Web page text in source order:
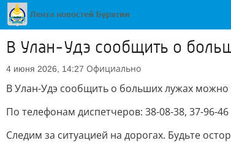
В Улан-Удэ сообщить о
4 июня 2026, 14:27 Официально
В Улан-Удэ сообщить о больших лужах
По телефонам диспетчеров: 38-08-38, 37-96-46
Следим за ситуацией на дорогах. Будьте